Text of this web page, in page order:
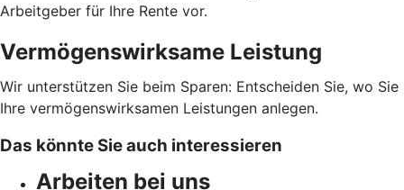
Arbeitgeber für Ihre Rente vor.
Vermögenswirksame Leistung
Wir unterstützen Sie beim Sparen: Entscheiden Sie, wo Sie
Ihre vermögenswirksamen Leistungen anlegen.
Das könnte Sie auch interessieren
Arbeiten bei uns